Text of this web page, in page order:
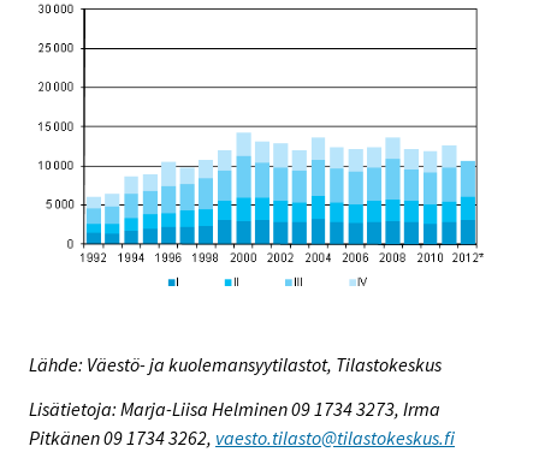
Lähde: Väestö- ja kuolemansyytilastot, Tilastokeskus
Lisätietoja: Marja-Liisa Helminen 09 1734 3273, Irma
Pitkänen 09 1734 3262, vaesto.tilasto@tilastokeskus.fi